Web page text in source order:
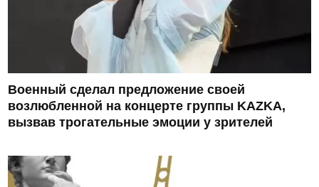
Военный сделал предложение своей
возлюбленной на концерте группы KAZKA,
вызвав трогательные эмоции у зрителей